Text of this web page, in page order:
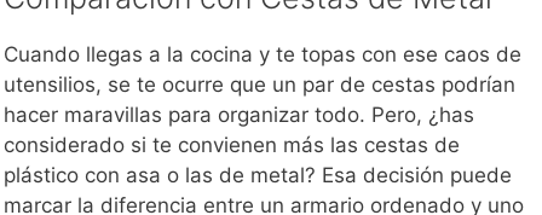
Cuando llegas a la cocina y te topas con ese caos de
utensilios, se te ocurre que un par de cestas podrían
hacer maravillas para organizar todo. Pero, ¿has
considerado si te convienen más las cestas de
plástico con asa o las de metal? Esa decisión puede
marcar la diferencia entre un armario ordenado y uno